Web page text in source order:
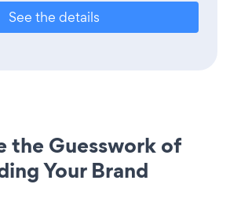
See the details
the Guesswork of
Your Brand